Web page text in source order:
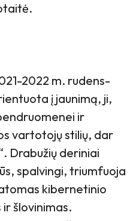
2022 m. rudens-
į jaunimą, ji,
ir
vartotojų stilių, dar
Drabužių deriniai
spalvingi, triumfuoja
kibernetinio
šlovinimas.